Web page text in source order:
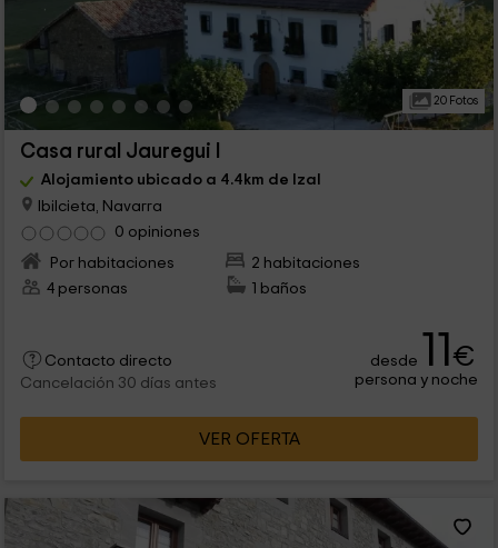
20 Fotos
Casa rural Jauregui I
Alojamiento ubicado a 4.4km de Izal
Ibilcieta, Navarra
0 opiniones
Por habitaciones
2 habitaciones
4 personas
1 baños
Contacto directo
Cancelación 30 días antes
desde 11€
persona y noche
VER OFERTA